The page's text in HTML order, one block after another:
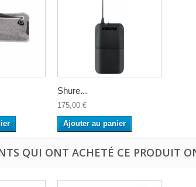
Shure...
175,00 €
Ajouter au panier
QUI ONT ACHETÉ CE PRODUIT